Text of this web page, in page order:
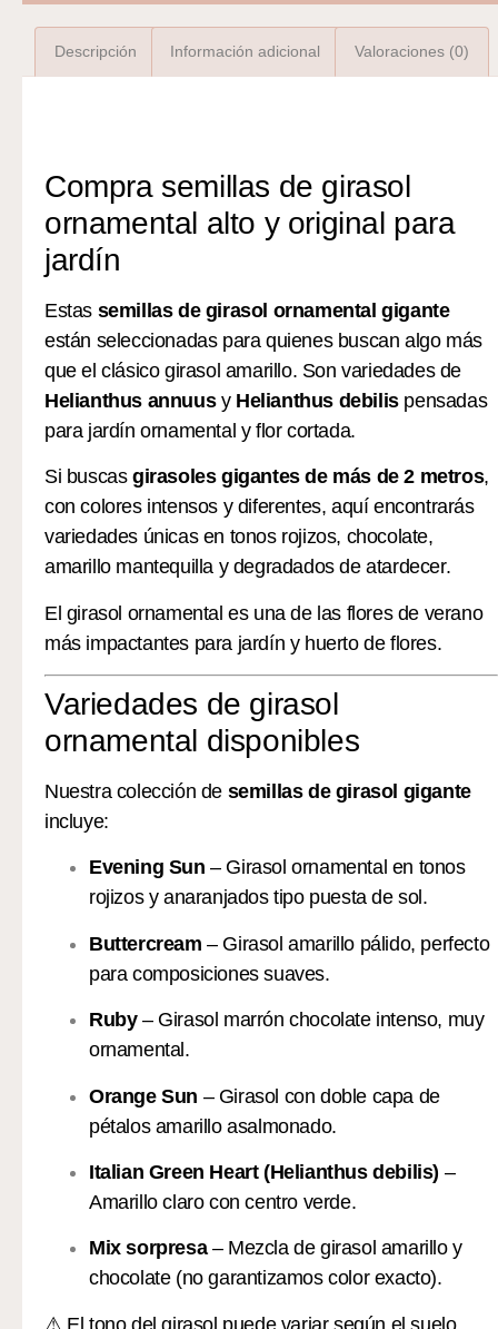
Descripción Información adicional Valoraciones (0)
Compra semillas de girasol
ornamental alto y original para
jardín
Estas semillas de girasol ornamental gigante
están seleccionadas para quienes buscan algo más
que el clásico girasol amarillo. Son variedades de
Helianthus annuusy Helianthus debilispensadas
para jardín ornamental y flor cortada.
Si buscas girasoles gigantes de más de 2 metros,
con colores intensos y diferentes, aquí encontrarás
variedades únicas en tonos rojizos, chocolate,
amarillo mantequilla y degradados de atardecer.
El girasol ornamental es una de las flores de verano
más impactantes para jardín y huerto de flores.
Variedades de girasol
ornamental disponibles
Nuestra colección de semillas de girasol gigante
incluye:
Evening Sun – Girasol ornamental en tonos
rojizos y anaranjados tipo puesta de sol.
Buttercream – Girasol amarillo pálido, perfecto
para composiciones suaves.
Ruby– Girasol marrón chocolate intenso, muy
ornamental.
Orange Sun – Girasol con doble capa de
pétalos amarillo asalmonado.
Italian Green Heart (Helianthus debilis) –
Amarillo claro con centro verde.
Mix sorpresa– Mezcla de girasol amarillo y
chocolate (no garantizamos color exacto).
⚠ El tono del girasol puede variar según el suelo,